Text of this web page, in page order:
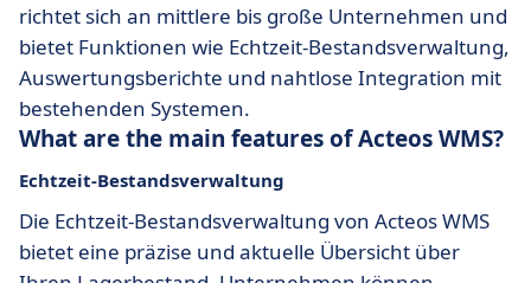
richtet sich an mittlere bis große Unternehmen und
bietet Funktionen wie Echtzeit-Bestandsverwaltung,
Auswertungsberichte und nahtlose Integration mit
bestehenden Systemen.
What are the main features of Acteos WMS?
Echtzeit-Bestandsverwaltung
Die Echtzeit-Bestandsverwaltung von Acteos WMS
bietet eine präzise und aktuelle Übersicht über